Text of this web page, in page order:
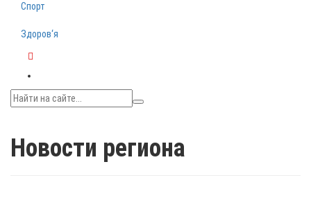
Спорт
Здоров‘я
Новости региона